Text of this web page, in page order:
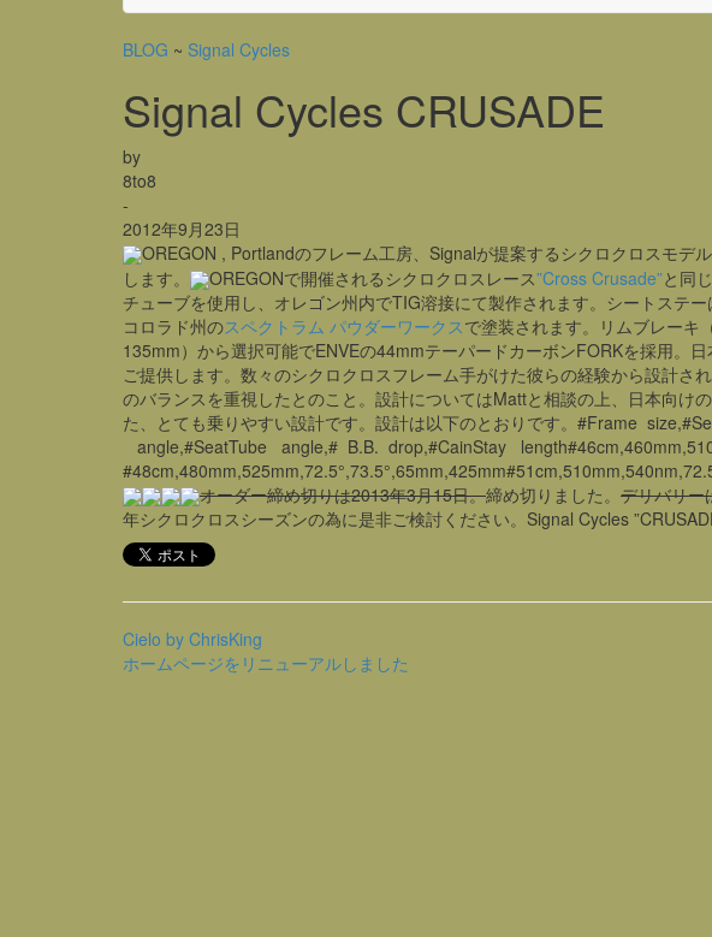
BLOG ~ Signal Cycles
Signal Cycles CRUSADE
by
8to8
-
2012年9月23日
OREGON , Portlandのフレーム工房、Signalが提案するシクロクロスモデ
します。
OREGONで開催されるシクロクロスレース”Cross Crusade”と同
チューブを使用し、オレゴン州内でTIG溶接にて製作されます。シートステ
コロラド州のスペクトラム パウダーワークスで塗装されます。リムブレーキ
135mm）から選択可能でENVEの44mmテーパードカーボンFORKを採用。
ご提供します。数々のシクロクロスフレーム手がけた彼らの経験から設計さ
のバランスを重視したとのこと。設計についてはMattと相談の上、日本向け
た、とても乗りやすい設計です。設計は以下のとおりです。#Frame
angle,#SeatTube angle,# B.B. drop,#CainStay
オーダー締め切りは2013年3月15日。締め切りました。 デリバリー
年シクロクロスシーズンの為に是非ご検討ください。Signal Cycles
Cielo by ChrisKing
ホームページをリニューアルしました